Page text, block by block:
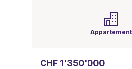
Appartement
CHF 1'350'000